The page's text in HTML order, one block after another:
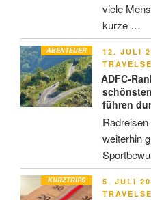
viele
kurze …
ABENTEUER
AM
12. JULI
ADFC-
führen
weiterhin
KURZTRIPS
AM
5. JULI